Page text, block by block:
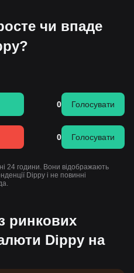
чи впаде
0 Голосувати
0 Голосувати
24 години. Вони відображають
Dippy і не повинні
ринкових
Dippy на